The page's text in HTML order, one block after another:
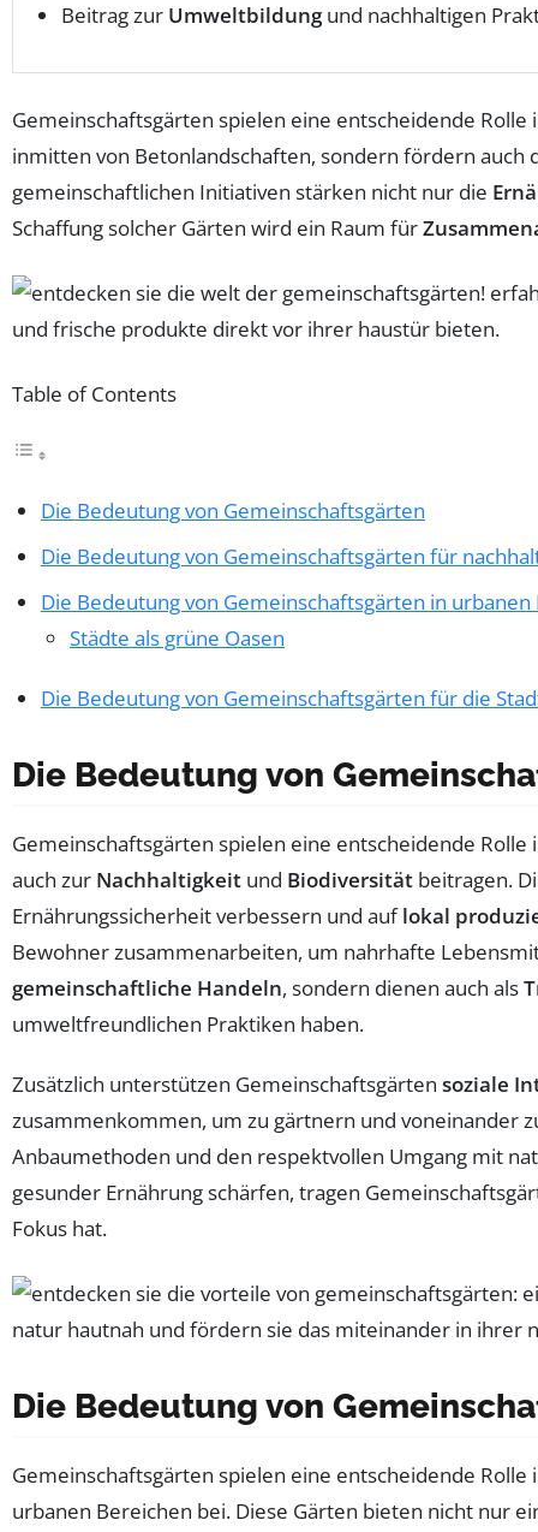
Beitrag zur Umweltbildungund nachhaltigen
Gemeinschaftsgärten spielen eine entscheidende
inmitten von Betonlandschaften, sondern fördern auch
gemeinschaftlichen Initiativen stärken nicht nur die
Schaffung solcher Gärten wird ein Raum für
Table of Contents
Die Bedeutung von Gemeinschaftsgärten
Die Bedeutung von Gemeinschaftsgärten für
Die Bedeutung von Gemeinschaftsgärten in urbanen
Städte als grüne Oasen
Die Bedeutung von Gemeinschaftsgärten für die
Die Bedeutung von
Gemeinschaftsgärten spielen eine entscheidende
auch zur Nachhaltigkeit und Biodiversität beitragen.
Ernährungssicherheit verbessern und auflokal
Bewohner zusammenarbeiten, um nahrhafte
gemeinschaftliche Handeln, sondern dienen auch als
umweltfreundlichen Praktiken haben.
Zusätzlich unterstützen Gemeinschaftsgärten soziale
zusammenkommen, um zu gärtnern und voneinander
Anbaumethoden und den respektvollen Umgang mit
gesunder Ernährung schärfen, tragen
Fokus hat.
Die Bedeutung von
Gemeinschaftsgärten spielen eine entscheidende Rolle
urbanen Bereichen bei. Diese Gärten bieten nicht nur